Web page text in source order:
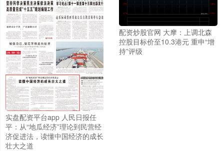
实盘配资平台app 人民日报任
平：从“地瓜经济”理论到民营经
济促进法，读懂中国经济的成长
壮大之道
配资炒股官网 大摩：上调北森
控股目标价至10.3港元 重申“增
持”评级